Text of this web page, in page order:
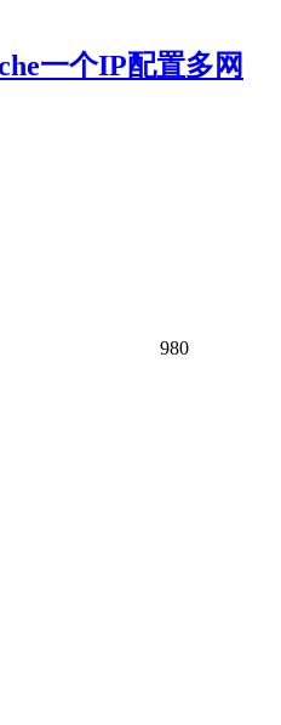
一个IP配置多网
980